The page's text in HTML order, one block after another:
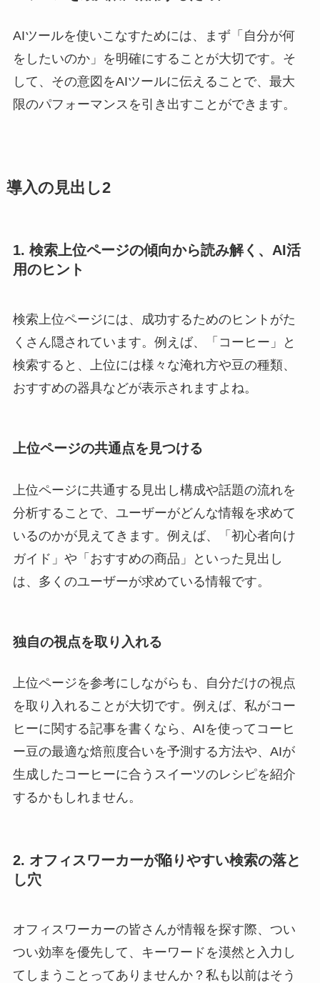
AIツールを使いこなすためには、まず「自分が何
をしたいのか」を明確にすることが大切です。そ
して、その意図をAIツールに伝えることで、最大
限のパフォーマンスを引き出すことができます。
導入の見出し2
1. 検索上位ページの傾向から読み解く、AI活
用のヒント
検索上位ページには、成功するためのヒントがた
くさん隠されています。例えば、「コーヒー」と
検索すると、上位には様々な淹れ方や豆の種類、
おすすめの器具などが表示されますよね。
上位ページの共通点を見つける
上位ページに共通する見出し構成や話題の流れを
分析することで、ユーザーがどんな情報を求めて
いるのかが見えてきます。例えば、「初心者向け
ガイド」や「おすすめの商品」といった見出し
は、多くのユーザーが求めている情報です。
独自の視点を取り入れる
上位ページを参考にしながらも、自分だけの視点
を取り入れることが大切です。例えば、私がコー
ヒーに関する記事を書くなら、AIを使ってコーヒ
ー豆の最適な焙煎度合いを予測する方法や、AIが
生成したコーヒーに合うスイーツのレシピを紹介
するかもしれません。
2. オフィスワーカーが陥りやすい検索の落と
し穴
オフィスワーカーの皆さんが情報を探す際、つい
つい効率を優先して、キーワードを漠然と入力し
てしまうことってありませんか？私も以前はそう